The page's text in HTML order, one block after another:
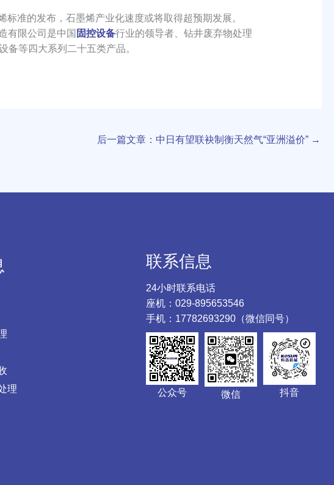
准的发布，石墨烯产业化速度或将取得超预期发展。
有限公司是中国 固控设备行业的领导者、钻井废弃物处理
备等四大系列二十五类产品。
后一篇文章：中日有望联袂制衡天然气“亚洲溢价” →
理
联系信息
24小时联系电话
座机：029-895653546
手机：17782693290（微信同号）
公众号 微信 抖音